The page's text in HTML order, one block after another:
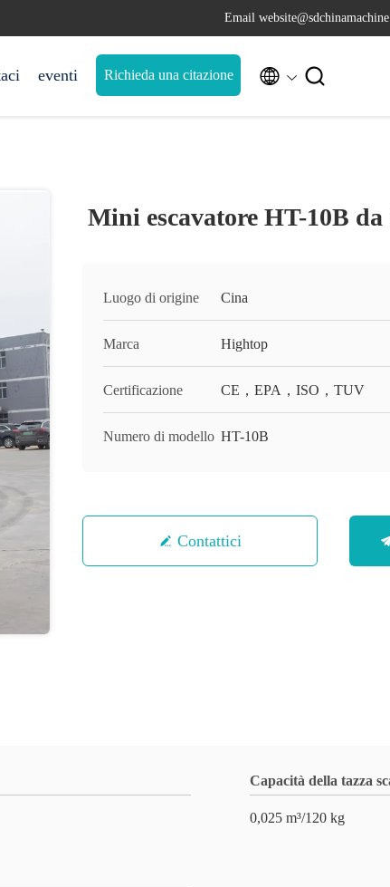
Email
eventi Richieda una citazione  
Mini escavatore HT-10B
Luogo di origine Cina
Marca Hightop
Certificazione CE，EPA，ISO，TUV
Numero di modello HT-10B
Contattici
Capacità della tazza
0,025 m³/120 kg